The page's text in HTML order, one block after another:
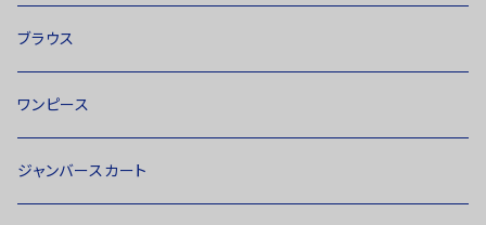
ブラウス
ワンピース
ジャンバースカート